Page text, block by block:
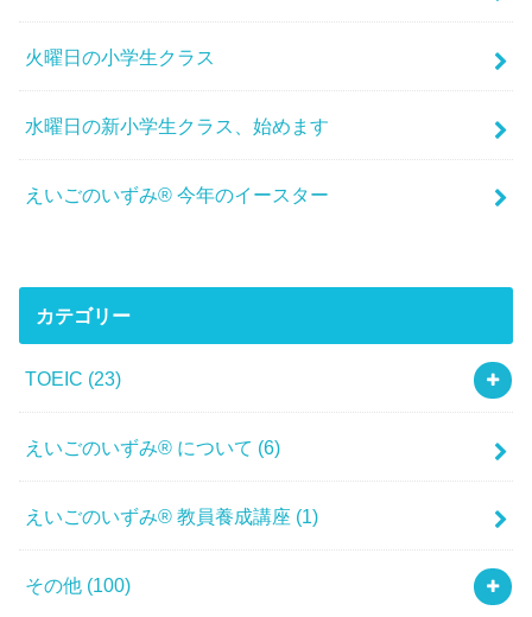
火曜日の小学生クラス
水曜日の新小学生クラス、始めます
えいごのいずみ® 今年のイースター
カテゴリー
TOEIC (23)
えいごのいずみ® について (6)
えいごのいずみ® 教員養成講座 (1)
その他 (100)